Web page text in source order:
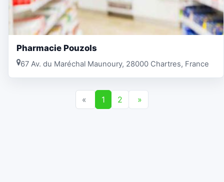
Pharmacie Pouzols
67 Av. du Maréchal Maunoury, 28000 Chartres, France
« 1 2 »